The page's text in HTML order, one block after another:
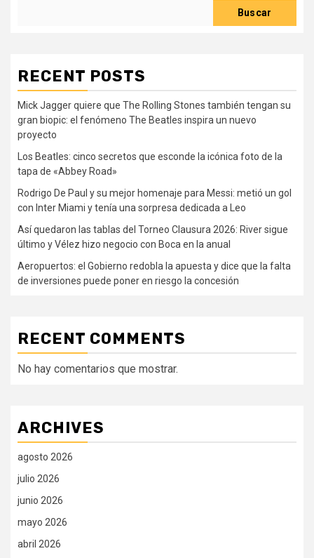
Buscar
RECENT POSTS
Mick Jagger quiere que The Rolling Stones también tengan su
gran biopic: el fenómeno The Beatles inspira un nuevo
proyecto
Los Beatles: cinco secretos que esconde la icónica foto de la
tapa de «Abbey Road»
Rodrigo De Paul y su mejor homenaje para Messi: metió un gol
con Inter Miami y tenía una sorpresa dedicada a Leo
Así quedaron las tablas del Torneo Clausura 2026: River sigue
último y Vélez hizo negocio con Boca en la anual
Aeropuertos: el Gobierno redobla la apuesta y dice que la falta
de inversiones puede poner en riesgo la concesión
RECENT COMMENTS
No hay comentarios que mostrar.
ARCHIVES
agosto 2026
julio 2026
junio 2026
mayo 2026
abril 2026